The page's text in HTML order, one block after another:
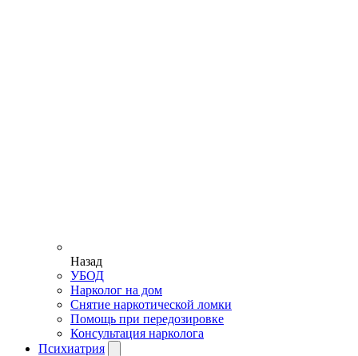
Назад
УБОД
Нарколог на дом
Снятие наркотической ломки
Помощь при передозировке
Консультация нарколога
Психиатрия